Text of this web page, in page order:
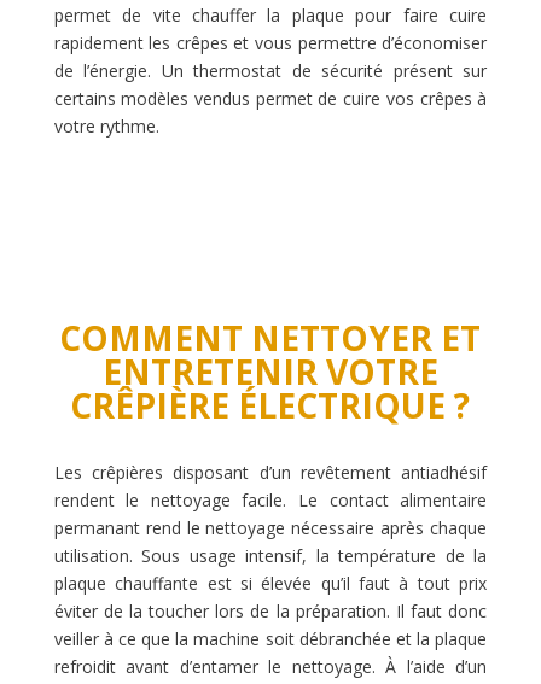
permet de vite chauffer la plaque pour faire cuire
rapidement les crêpes et vous permettre d’économiser
de l’énergie. Un thermostat de sécurité présent sur
certains modèles vendus permet de cuire vos crêpes à
votre rythme.
COMMENT NETTOYER ET
ENTRETENIR VOTRE
CRÊPIÈRE ÉLECTRIQUE ?
Les crêpières disposant d’un revêtement antiadhésif
rendent le nettoyage facile. Le contact alimentaire
permanant rend le nettoyage nécessaire après chaque
utilisation. Sous usage intensif, la température de la
plaque chauffante est si élevée qu’il faut à tout prix
éviter de la toucher lors de la préparation. Il faut donc
veiller à ce que la machine soit débranchée et la plaque
refroidit avant d’entamer le nettoyage. À l’aide d’un